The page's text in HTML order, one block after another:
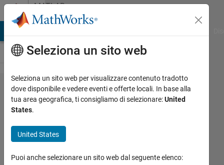
Vai al contenutoMATLAB
Answers
Trying
to plot
points
Seleziona un sito web
Seleziona un sito web per visualizzare contenuto tradotto
dove disponibile e vedere eventi e offerte locali. In base alla
tua area geografica, ti consigliamo di selezionare:United
States.
United States
Puoi anche selezionare un sito web dal seguente elenco: